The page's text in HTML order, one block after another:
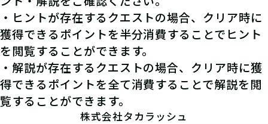
・ヒントが存在するクエストの場合、クリア時に
獲得できるポイントを半分消費することでヒント
を閲覧することができます。
・解説が存在するクエストの場合、クリア時に獲
得できるポイントを全て消費することで解説を閲
覧することができます。
株式会社タカラッシュ